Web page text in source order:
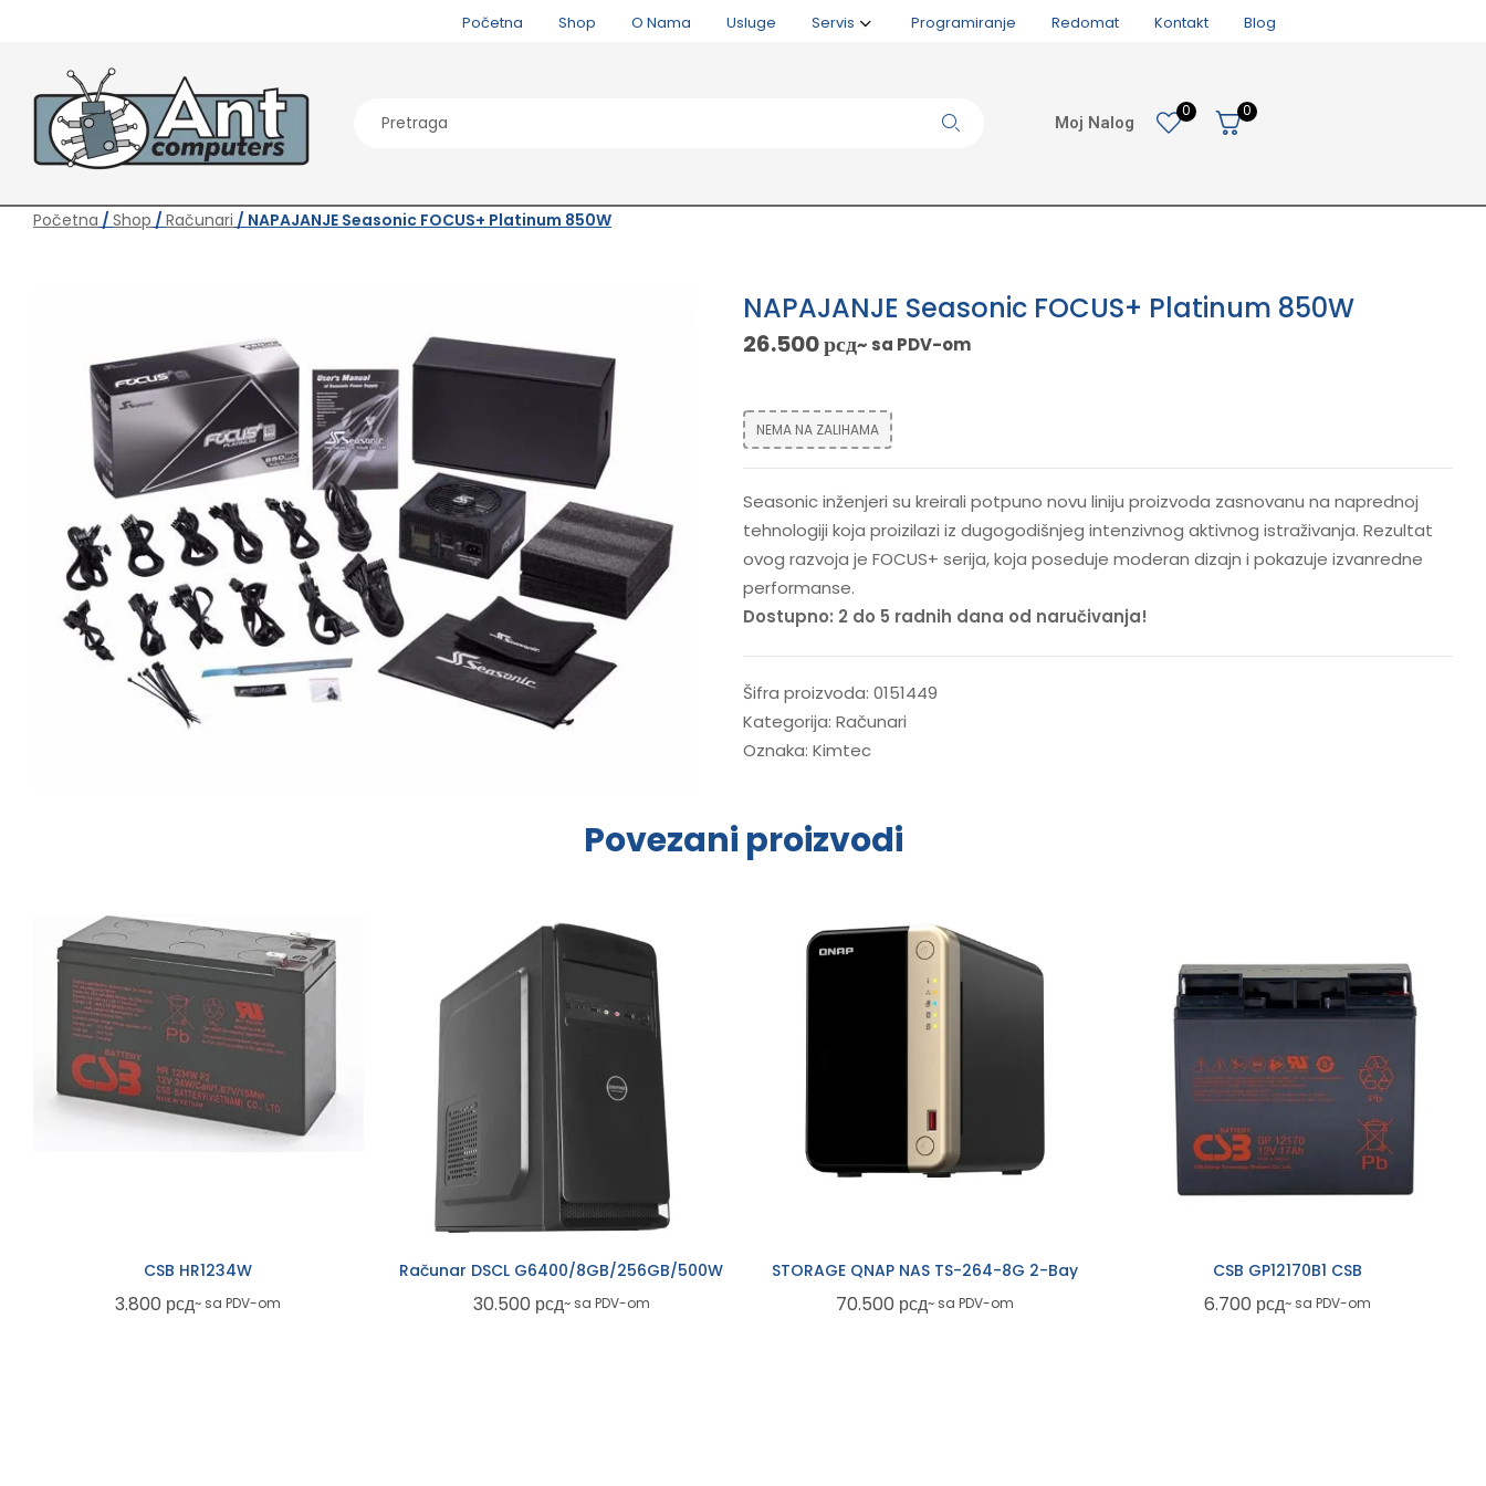
Početna Shop O Nama Usluge Servis Programiranje Redomat Kontakt Blog
Moj Nalog
0 0
Početna / Shop / Računari / NAPAJANJE Seasonic FOCUS+ Platinum 850W
NAPAJANJE Seasonic FOCUS+ Platinum 850W
26.500рсд~ sa PDV-om
NEMA NA ZALIHAMA
Seasonic inženjeri su kreirali potpuno novu liniju proizvoda zasnovanu na naprednoj
tehnologiji koja proizilazi iz dugogodišnjeg intenzivnog aktivnog istraživanja. Rezultat
ovog razvoja je FOCUS+ serija, koja poseduje moderan dizajn i pokazuje izvanredne
performanse.
Dostupno: 2 do 5 radnih dana od naručivanja!
Šifra proizvoda: 0151449
Kategorija: Računari
Oznaka: Kimtec
Povezani proizvodi
CSB HR1234W
3.800 рсд~ sa PDV-om
Računar DSCL G6400/8GB/256GB/500W
30.500 рсд~ sa PDV-om
STORAGE QNAP NAS TS-264-8G 2-Bay
70.500 рсд~ sa PDV-om
CSB GP12170B1 CSB
6.700 рсд~ sa PDV-om